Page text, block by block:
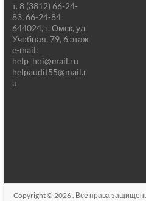
т. 8 (3812) 66-24-
83, 66-24-84
644024, г. Омск, ул.
Учебная, 79, 6 этаж
e-mail:
help_hoi@mail.ru
helpaudit55@mail.r
u
Copyright © 2026. Все права